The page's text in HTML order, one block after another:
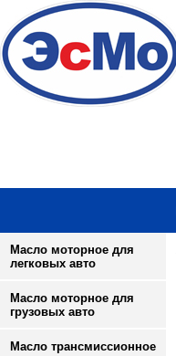
Масло моторное для
легковых авто
Масло моторное для
грузовых авто
Масло трансмиссионное